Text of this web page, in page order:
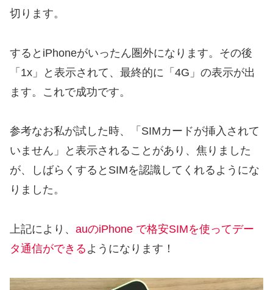
切ります。
するとiPhoneがいったん圏外になります。その後
「1x」と表示されて、最終的に「4G」の表示が出
ます。これで成功です。
参考なお私が試した時、「SIMカードが挿入されて
いません」と表示されることがあり、焦りました
が、しばらくするとSIMを認識してくれるようにな
りました。
上記により、 auのiPhone で格安SIMを使ってデー
タ通信ができる ようになります！